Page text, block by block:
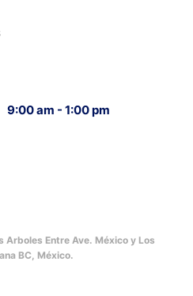
9:00 am - 1:00 pm
Arboles Entre Ave. México y Los
BC, México.